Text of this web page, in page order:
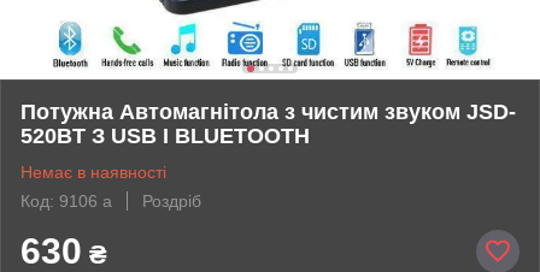
Потужна Автомагнітола з чистим звуком JSD-
520BT З USB І BLUETOOTH
Немає в наявності
Код: 9106 а
Роздріб
630 ₴